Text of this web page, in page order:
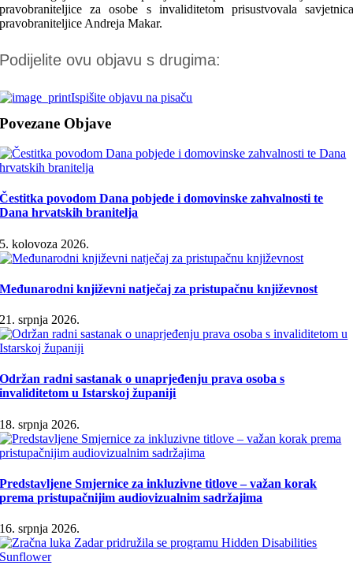
pravobraniteljice za osobe s invaliditetom prisustvovala savjetnica
pravobraniteljice Andreja Makar.
Podijelite ovu objavu s drugima:
Ispišite objavu na pisaču
Povezane Objave
Čestitka povodom Dana pobjede i domovinske zahvalnosti te
Dana hrvatskih branitelja
5. kolovoza 2026.
Međunarodni književni natječaj za pristupačnu književnost
21. srpnja 2026.
Održan radni sastanak o unaprjeđenju prava osoba s
invaliditetom u Istarskoj županiji
18. srpnja 2026.
Predstavljene Smjernice za inkluzivne titlove – važan korak
prema pristupačnijim audiovizualnim sadržajima
16. srpnja 2026.